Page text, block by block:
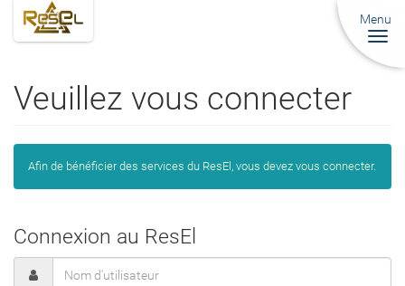
Menu
Veuillez vous connecter
Afin de bénéficier des services du ResEl, vous devez vous connecter.
Connexion au ResEl